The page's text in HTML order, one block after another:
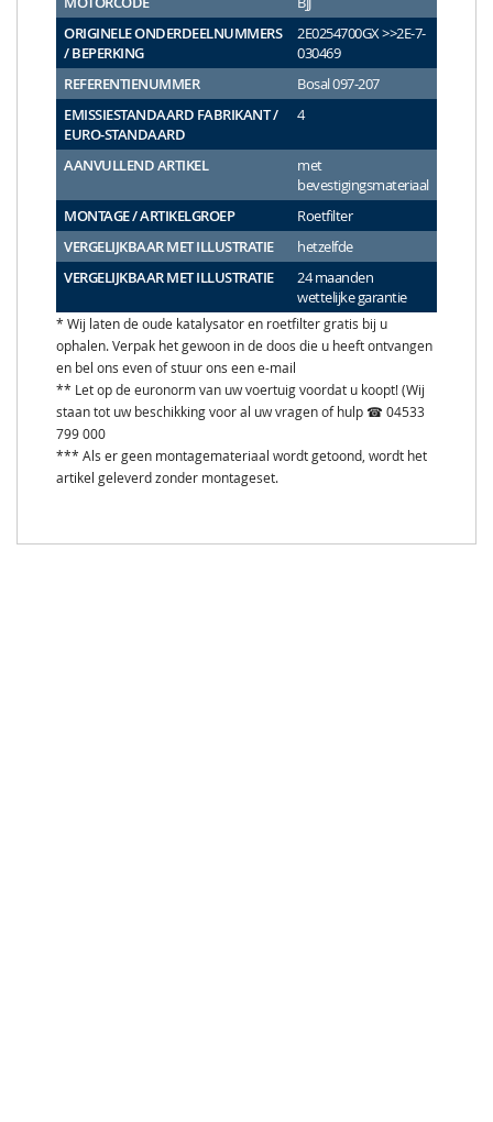
ORIGINELE ONDERDEELNUMMERS
/ BEPERKING
2E0254700GX >>2E-7-
030469
REFERENTIENUMMER
Bosal 097-207
EMISSIESTANDAARD FABRIKANT /
EURO-STANDAARD
4
AANVULLEND ARTIKEL
met
bevestigingsmateriaal
MONTAGE / ARTIKELGROEP
Roetfilter
VERGELIJKBAAR MET ILLUSTRATIE
hetzelfde
VERGELIJKBAAR MET ILLUSTRATIE
24 maanden
wettelijke garantie
* Wij laten de oude katalysator en roetfilter gratis bij u
ophalen. Verpak het gewoon in de doos die u heeft ontvangen
en bel ons even of stuur ons een e-mail
** Let op de euronorm van uw voertuig voordat u koopt! (Wij
staan tot uw beschikking voor al uw vragen of hulp ☎ 04533
799 000
*** Als er geen montagemateriaal wordt getoond, wordt het
artikel geleverd zonder montageset.